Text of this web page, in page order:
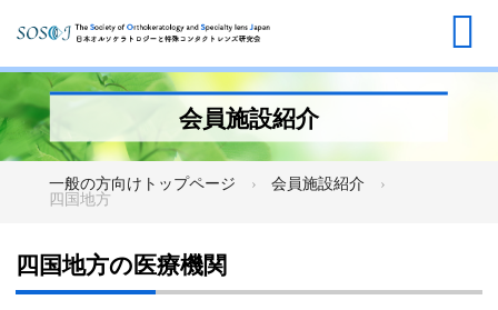
会員施設紹介
一般の方向けトップページ
会員施設紹介
四国地方
四国地方の医療機関